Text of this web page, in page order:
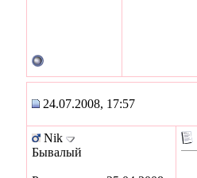
24.07.2008, 17:57
Nik
Бывалый